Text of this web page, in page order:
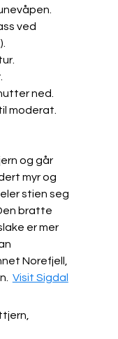
ved
ned.
moderat.
og går
myr og
stien seg
bratte
er mer
Norefjell,
Visit Sigdal